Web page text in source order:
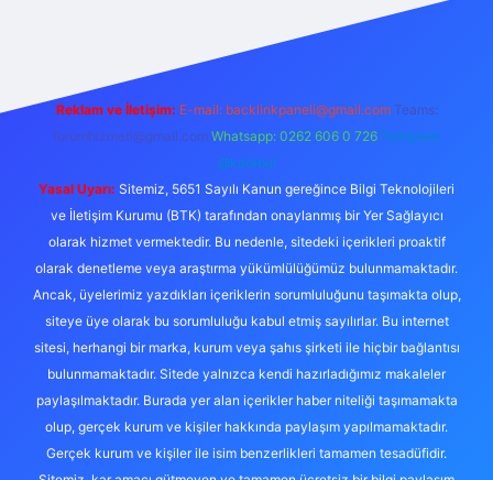
Reklam ve İletişim: E-mail: backlinkpaneli@gmail.com Teams:
forumhizmeti@gmail.com Whatsapp: 0262 606 0 726 Telegram:
@karabul
Yasal Uyarı: Sitemiz, 5651 Sayılı Kanun gereğince Bilgi Teknolojileri
ve İletişim Kurumu (BTK) tarafından onaylanmış bir Yer Sağlayıcı
olarak hizmet vermektedir. Bu nedenle, sitedeki içerikleri proaktif
olarak denetleme veya araştırma yükümlülüğümüz bulunmamaktadır.
Ancak, üyelerimiz yazdıkları içeriklerin sorumluluğunu taşımakta olup,
siteye üye olarak bu sorumluluğu kabul etmiş sayılırlar. Bu internet
sitesi, herhangi bir marka, kurum veya şahıs şirketi ile hiçbir bağlantısı
bulunmamaktadır. Sitede yalnızca kendi hazırladığımız makaleler
paylaşılmaktadır. Burada yer alan içerikler haber niteliği taşımamakta
olup, gerçek kurum ve kişiler hakkında paylaşım yapılmamaktadır.
Gerçek kurum ve kişiler ile isim benzerlikleri tamamen tesadüfidir.